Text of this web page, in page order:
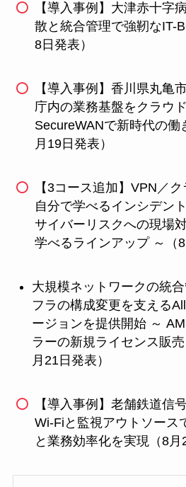
【導入事例】大津赤十字
散と統合管理で強靭なIT-
8日発表）
【導入事例】香川県丸亀
庁内の業務基盤をクラウ
SecureWANで新時代の
月19日発表）
【3コース追加】VPN／
自分で学べるインシデン
サイバーリスクへの現場
学べるラインアップ ～（8
大規模ネットワークの統
フラの構成変更を支える
ージョンを提供開始 ～
ラーの新規ライセンス販
月21日発表）
【導入事例】老舗鉄道信
Wi-Fiと監視アウトソース
と業務効率化を実現（8月